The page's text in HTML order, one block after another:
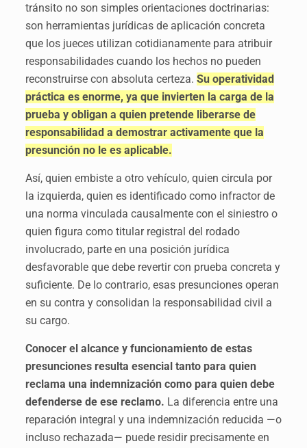
tránsito no son simples orientaciones doctrinarias:
son herramientas jurídicas de aplicación concreta
que los jueces utilizan cotidianamente para atribuir
responsabilidades cuando los hechos no pueden
reconstruirse con absoluta certeza. Su operatividad
práctica es enorme, ya que invierten la carga de la
prueba y obligan a quien pretende liberarse de
responsabilidad a demostrar activamente que la
presunción no le es aplicable.
Así, quien embiste a otro vehículo, quien circula por
la izquierda, quien es identificado como infractor de
una norma vinculada causalmente con el siniestro o
quien figura como titular registral del rodado
involucrado, parte en una posición jurídica
desfavorable que debe revertir con prueba concreta y
suficiente. De lo contrario, esas presunciones operan
en su contra y consolidan la responsabilidad civil a
su cargo.
Conocer el alcance y funcionamiento de estas
presunciones resulta esencial tanto para quien
reclama una indemnización como para quien debe
defenderse de ese reclamo. La diferencia entre una
reparación integral y una indemnización reducida —o
incluso rechazada— puede residir precisamente en